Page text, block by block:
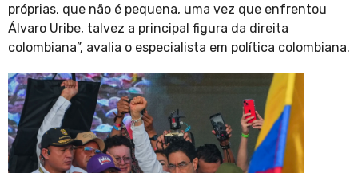
próprias, que não é pequena, uma vez que enfrentou
Álvaro Uribe, talvez a principal figura da direita
colombiana”, avalia o especialista em política colombiana.